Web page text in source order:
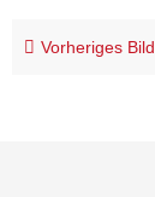
Vorheriges Bild